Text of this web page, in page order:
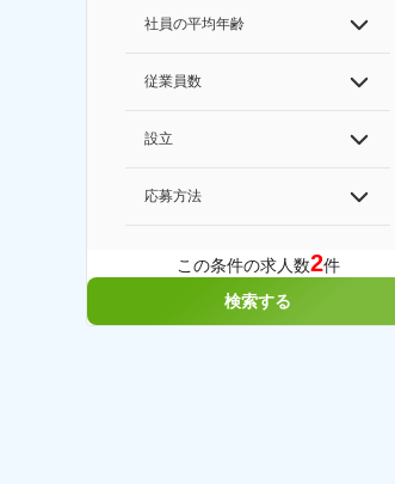
社員の平均年齢
従業員数
設立
応募方法
この条件の求人数2件
検索する